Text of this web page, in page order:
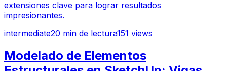
extensiones clave para lograr resultados
impresionantes.
intermediate20 min de lectura151 views
Modelado de Elementos